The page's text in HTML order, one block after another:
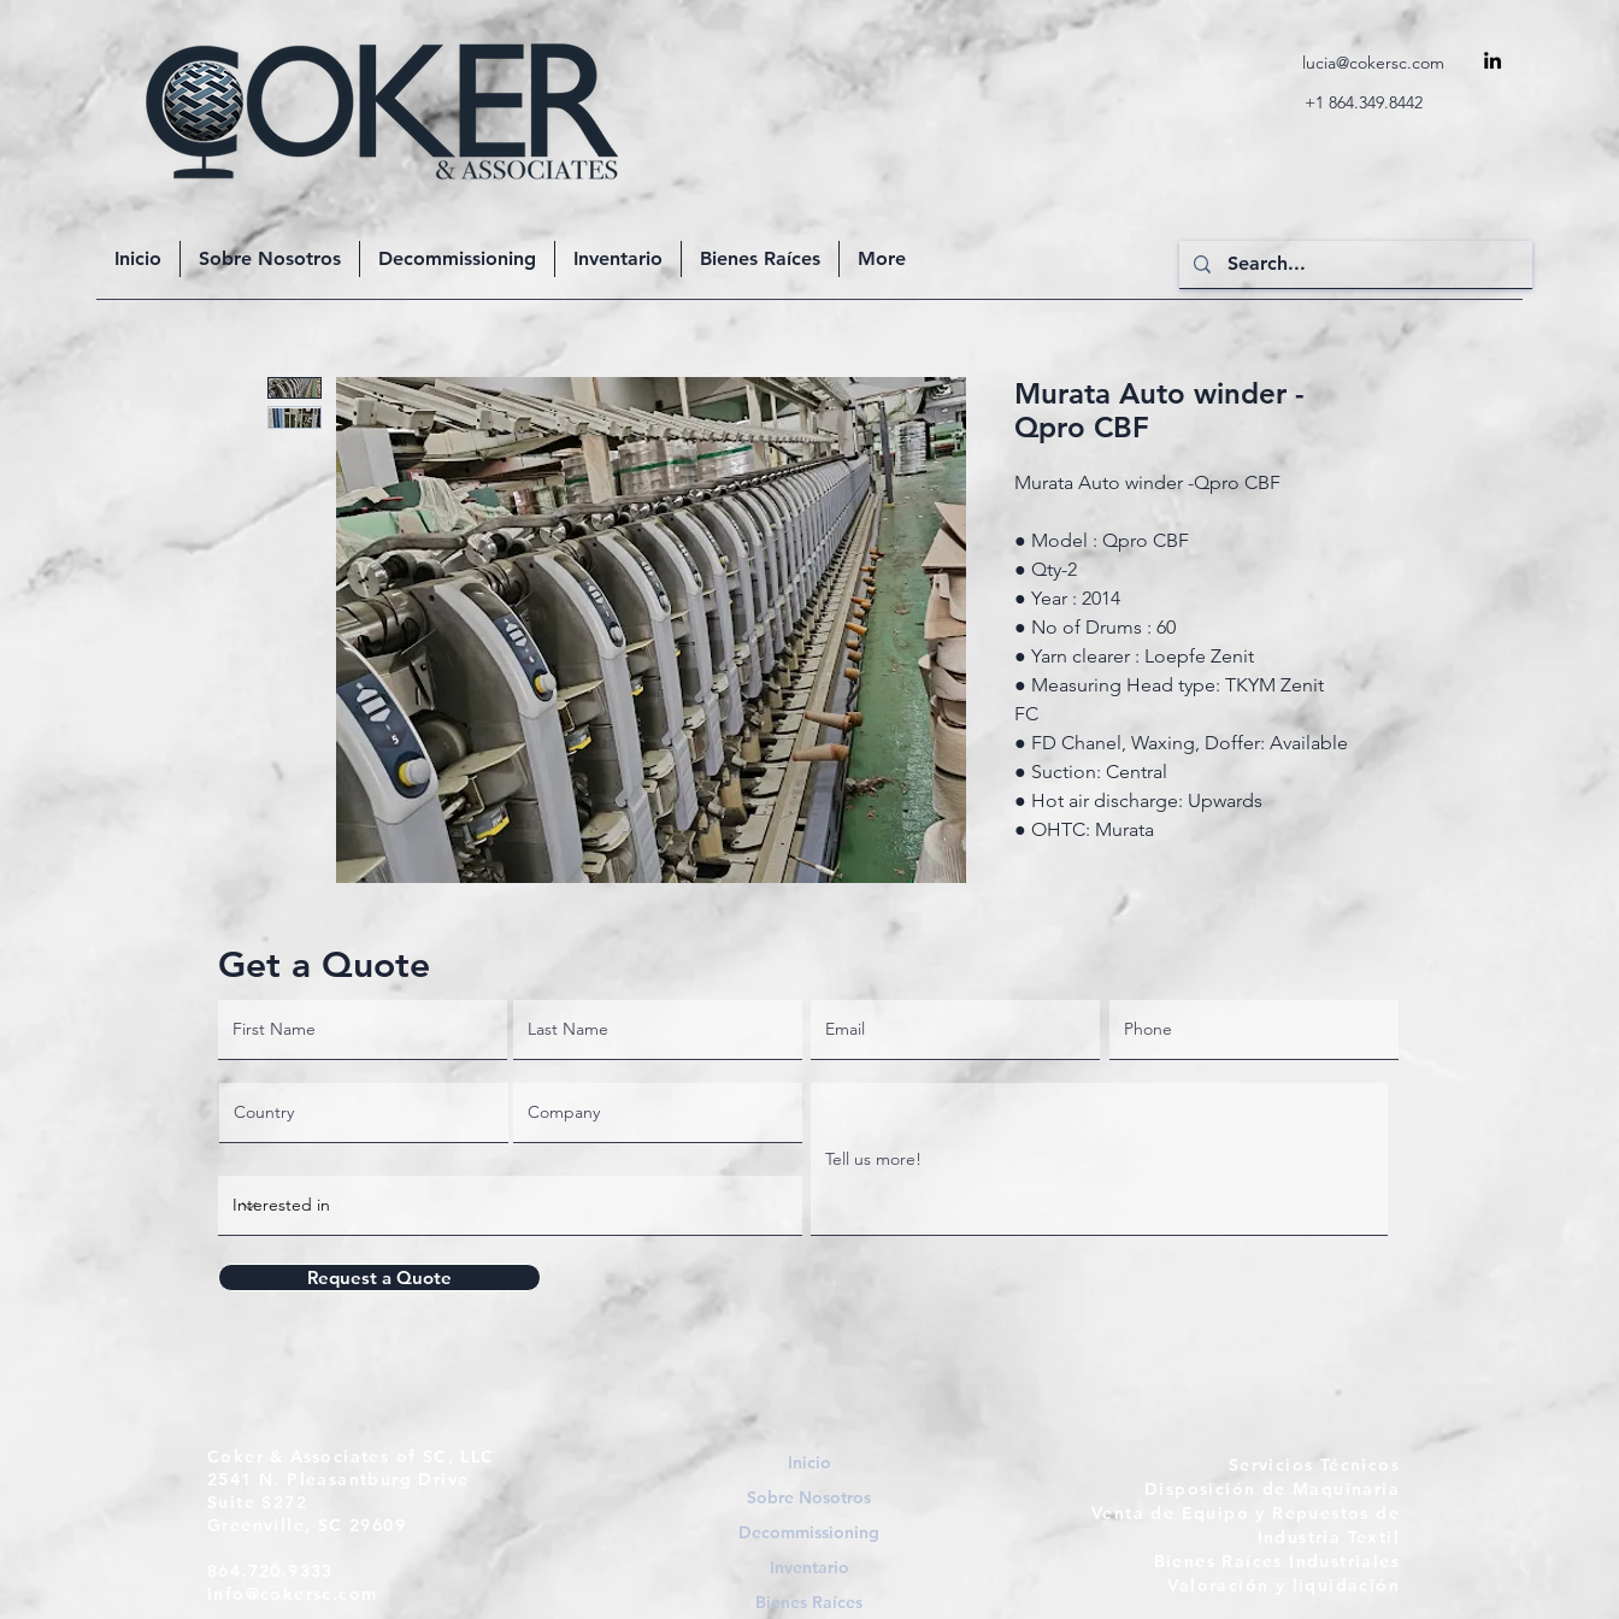
lucia@cokersc.com
+1 864.349.8442
Inicio Sobre Nosotros Decommissioning Inventario Bienes Raíces More
Murata Auto winder -
Qpro CBF
Murata Auto winder -Qpro CBF
● Model : Qpro CBF
● Qty-2
● Year : 2014
● No of Drums : 60
● Yarn clearer : Loepfe Zenit
● Measuring Head type: TKYM Zenit
FC
● FD Chanel, Waxing, Doffer: Available
● Suction: Central
● Hot air discharge: Upwards
● OHTC: Murata
Get a Quote
Request a Quote
Coker & Associates of SC, LLC
2541 N. Pleasantburg Drive
Inicio
Sobre Nosotros
Decommissioning
Inventario
Bienes Raíces
Servicios Técnicos
Disposición de Maquinaria
Venta de Equipo y Repuestos de